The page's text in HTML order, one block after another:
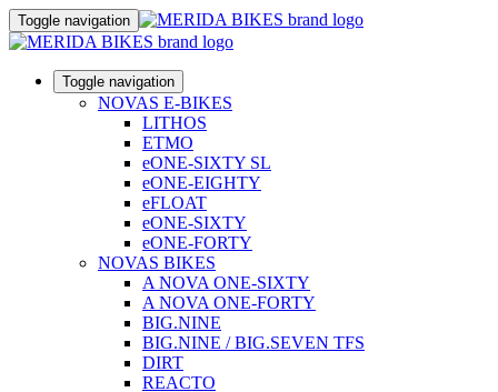
Toggle navigation
Toggle navigation
NOVAS E-BIKES
LITHOS
ETMO
eONE-SIXTY SL
eONE-EIGHTY
eFLOAT
eONE-SIXTY
eONE-FORTY
NOVAS BIKES
A NOVA ONE-SIXTY
A NOVA ONE-FORTY
BIG.NINE
BIG.NINE / BIG.SEVEN TFS
DIRT
REACTO